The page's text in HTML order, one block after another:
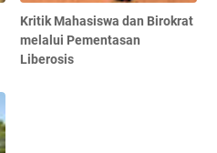
Kritik Mahasiswa dan Birokrat
melalui Pementasan
Liberosis